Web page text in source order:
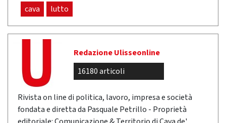
cava lutto
Redazione Ulisseonline
16180 articoli
Rivista on line di politica, lavoro, impresa e società
fondata e diretta da Pasquale Petrillo - Proprietà